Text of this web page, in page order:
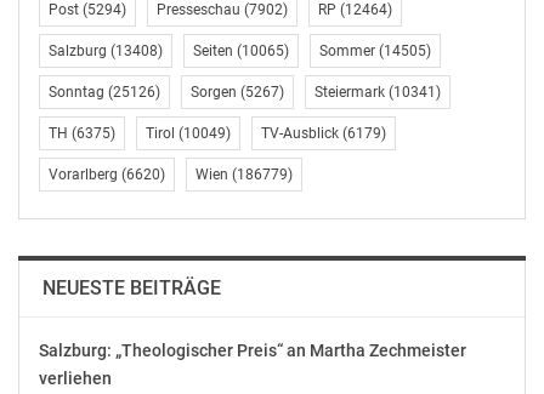
Post (5294) Presseschau (7902) RP (12464)
Salzburg (13408) Seiten (10065) Sommer (14505)
Sonntag (25126) Sorgen (5267) Steiermark (10341)
TH (6375) Tirol (10049) TV-Ausblick (6179)
Vorarlberg (6620) Wien (186779)
NEUESTE BEITRÄGE
Salzburg: „Theologischer Preis“ an Martha Zechmeister
verliehen